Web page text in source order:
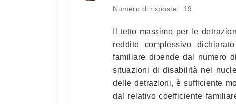
Numero di risposte : 19
Il tetto massimo per le
reddito complessivo
familiare dipende dal numero
situazioni di disabilità nel
delle detrazioni, è sufficiente
dal relativo coefficiente